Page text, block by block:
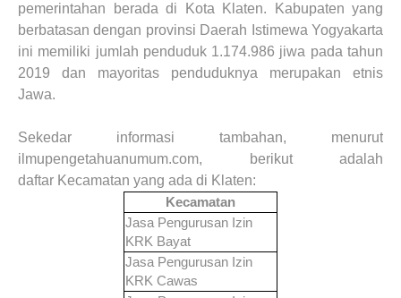
pemerintahan berada di Kota Klaten. Kabupaten yang
berbatasan dengan provinsi Daerah Istimewa Yogyakarta
ini memiliki jumlah penduduk 1.174.986 jiwa pada tahun
2019 dan mayoritas penduduknya merupakan etnis
Jawa.
Sekedar informasi tambahan, menurut
ilmupengetahuanumum.com, berikut adalah
daftar Kecamatan yang ada di Klaten:
Kecamatan
Jasa Pengurusan Izin
KRK Bayat
Jasa Pengurusan Izin
KRK Cawas